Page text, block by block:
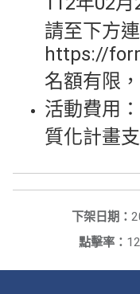
請至下方
https://
名額有限
活動費用
質化計畫
下架日期：
點擊率：